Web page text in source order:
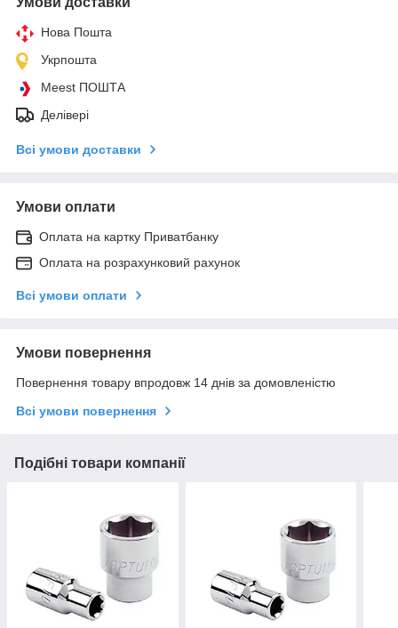
Нова Пошта
Укрпошта
Meest ПОШТА
Делівері
Всі умови доставки
Умови оплати
Оплата на картку Приватбанку
Оплата на розрахунковий рахунок
Всі умови оплати
Умови повернення
Повернення товару впродовж 14 днів за домовленістю
Всі умови повернення
Подібні товари компанії